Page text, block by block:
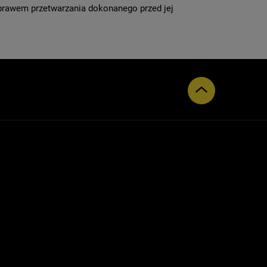
przetwarzania dokonanego przed jej